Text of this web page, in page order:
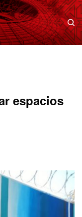
espacios